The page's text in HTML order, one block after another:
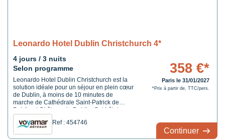
Leonardo Hotel Dublin Christchurch 4*
4 jours / 3 nuits
Selon programme
Leonardo Hotel Dublin Christchurch est la
solution idéale pour un séjour en plein cœur
de Dublin, à moins de 10 minutes de
marche de Cathédrale Saint-Patrick de
Dublin et Château de Dublin. Cet hôtel se
km de Grafton Street.Ref : 454746
358 €*
Paris le 31/01/2027
*Prix à partir de, TTC/pers.
Continuer